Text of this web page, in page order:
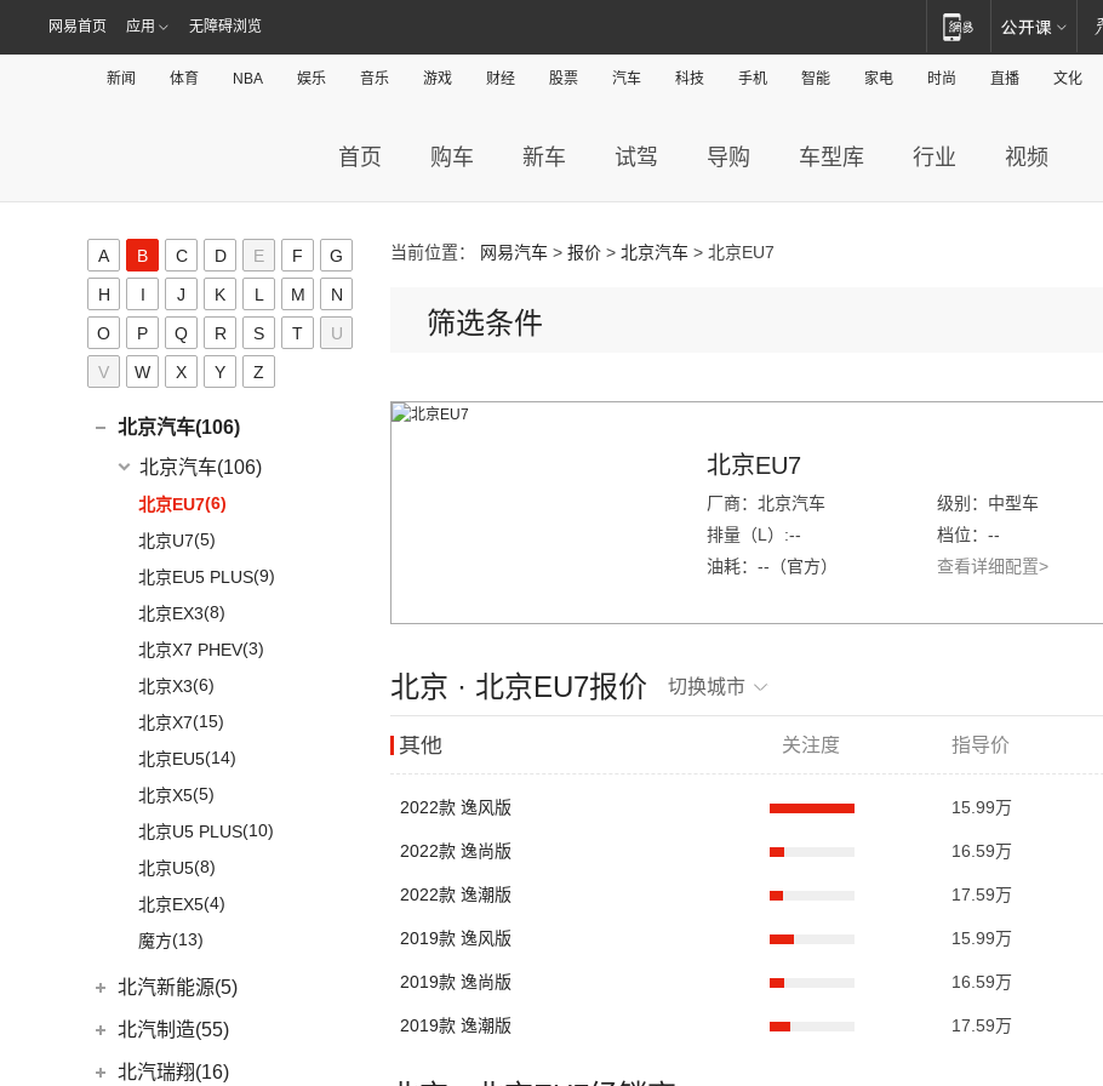
网易首页 应用 无障碍浏览
新闻 体育 NBA 娱乐 音乐 游戏 财经 股票 汽车 科技 手机 智能 家电 时尚 直播 文化
首页 购车 新车 试驾 导购 车型库 行业 视频
A B C D E F
G
H
I J K L M
N
O
P Q R S T
U
V
W X Y Z
奥迪Q4 e-tron(12)
奥迪Q5L Sportback
奥迪e-tron GT
(1)
奥迪A4 Allroad
(5)
奥迪A4 Avant (8)
奥迪e-tron(进口)(3)
奥迪A7(10)
奥迪A8L(19)
奥迪A8L新能源
奥迪A6 Avant
奥迪Q7(9)
奥迪A6 Allroad
Audi Sport(58)
奥迪RS4(8)
奥迪S6(3)
奥迪S5(9)
奥迪SQ5(3)
奥迪RS e-tron GT
奥迪RS6(2)
奥迪RS5(16)
奥迪R8(1)
奥迪RS7(2)
奥迪S4
奔驰EQA(2)
奔驰A级AMG
奔驰EQE
(3)
奔驰GLB(15)
奔驰GLC(24)
奔驰EQC(5)
(20)
福建奔驰(28)
威霆(18)
奔驰V级(10)
进口奔驰
EQA(1)
奔驰GLE(17)
奔驰GLS(6)
奔驰G级(8)
奔驰C级(进口)
奔驰GLE新能源
奔驰CLS级
奔驰C级旅行版(2)
奔驰CLA级
奔驰GLC(进口)
奔驰B级(6)
奔驰A级(进口)
奔驰E级(进口)
宝马1系(3)
宝马5系新能源(7)
宝马iX3
(6)
宝马X5
(14)
宝马X1
宝马5系
(17)
进口宝马(126)
宝马5系(进口)(8)
宝马X7(11)
宝马i4(3)
宝马X5新能源(1)
宝马8系(9)
宝马2系(10)
宝马Z4 (8)
宝马6系GT(6)
宝马iX(9)
宝马4系 (23)
宝马X6(6)
宝马X5(进口)
宝马7系(22)
宝马X4(5)
宝马M(32)
宝马M4
宝骏RS-7
(10)
宝骏悦也
(4)
宝骏360
(7)
宝骏悦也Plus
(2)
云朵
(7)
宝骏云海
宝骏530(55)
宝骏RC-6(6)
宝骏RS-5(6)
宝骏RS-3 (4)
宝骏Valli(4)
宝骏E200 (2)
宝骏享境 (4)
宝骏510(21)
KiWi EV(8)
宝骏RM-5
保时捷 (160)
Cayenne新能源(14)
Panamera新能源
(19)
Cayenne
(13)
Macan新能源
(2)
Macan
别克(167)
别克GL8(34)
阅朗(3)
昂科拉GX(4)
君威(11)
昂科拉(5)
微蓝7(2)
微蓝6(12)
威朗 (9)
别克GL6
昂科威Plus
昂科威S
昂科威
别克GL8新能源
世纪
君越
凯越
英朗
雅阁(15)
e:NP1 极湃1(8)
皓影(27)
型格(24)
ZR-V 致在(9)
皓影新能源(6)
凌派(16)
奥德赛(15)
缤智(13)
飞度(14)
冠道(17)
东风本田(121)
本田CR-V新能源
本田HR-V
LIFE(8)
本田e:NS1 (4)
东风本田M-NV
英仕派(16)
本田UR-V(13)
本田XR-V(11)
思域(23)
本田CR-V
(9)
标致5008
(4)
标致4008 PHEV(2)
标致408X(3)
标致e2008(2)
(13)
标致408(3)
标致508L PHEV(2)
标致2008(1)
标致4008(9)
一汽奔腾(114)
奔腾NAT
(30)
奔腾E01
(5)
奔腾小马
(6)
奔腾T77(8)
奔腾T33(5)
奔腾B70S(14)
奔腾T99(15)
奔腾T90(8)
奔腾B70(13)
宝沃(16)
宝沃(16)
宝沃BX5
(4)
宝沃BX7
(10)
比亚迪(282)
比亚迪
(282)
元PLUS
(15)
海狮07 EV
比亚迪D1(3)
秦Pro DM(6)
比亚迪e2(9)
宾利(38)
宾利(38)
添越(9)
添越PHEV
飞驰
欧陆
北京(49)
北京越野(49)
北京BJ30(5)
北京BJ90(4)
北京BJ40(27)
北京BJ80 (12)
北京F40(1)
北京汽车(106)
北京汽车(106)
北京EU7(6)
北京U7(5)
北京EU5 PLUS(9)
北京EX3(8)
北京X7 PHEV(3)
北京X3(6)
北京X7(15)
北京EU5(14)
北京X5(5)
北京U5 PLUS(10)
北京U5(8)
北京EX5(4)
魔方(13)
北汽新能源(5)
北汽新能源
EC5(3)
北汽制造(55)
北京汽车制造厂
北汽瑞翔(16)
当前位置： 网易汽车 > 报价 > 北京汽车 > 北京EU7
筛选条件
北京EU7
厂商：北京汽车
级别：中型车
排量（L）:--
档位：--
油耗：--（官方）
查看详细配置>
北京 · 北京EU7报价 切换城市
其他 关注度 指导价
2022款 逸风版 15.99万
2022款 逸尚版 16.59万
2022款 逸潮版 17.59万
2019款 逸风版 15.99万
2019款 逸尚版 16.59万
2019款 逸潮版 17.59万